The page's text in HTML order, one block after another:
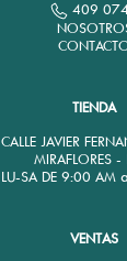
409
TIENDA
CALLE JAVIER
MIRAFLORES -
LU-SA DE 9:00 AM
VENTAS